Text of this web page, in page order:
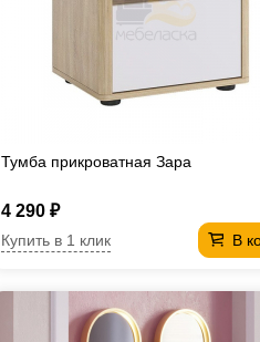
Тумба прикроватная Зара
4 290 ₽
В
Купить в 1 клик